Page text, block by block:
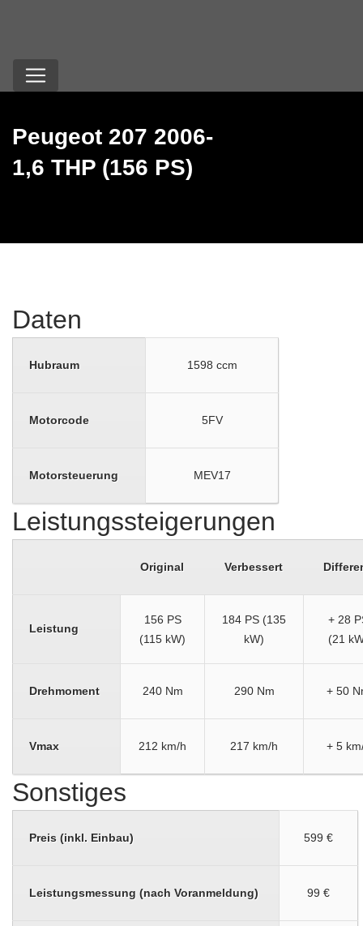
Peugeot 207 2006-
1,6 THP (156 PS)
Daten
Hubraum 1598 ccm
Motorcode 5FV
Motorsteuerung MEV17
Leistungssteigerungen
Original Verbessert
Leistung
156 PS
(115 kW)
184 PS (135
kW)
+ 28
(21
Drehmoment 240 Nm 290 Nm + 50
Vmax 212 km/h 217 km/h + 5
Sonstiges
Preis (inkl. Einbau) 599 €
Leistungsmessung (nach Voranmeldung) 99 €